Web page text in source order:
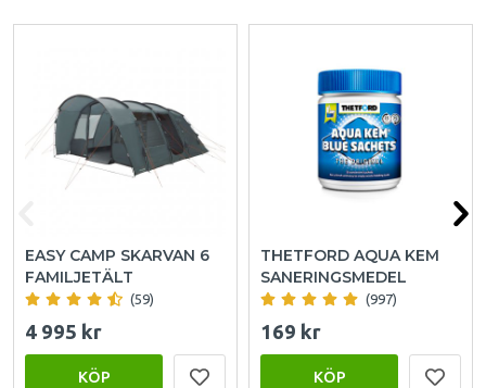
EASY CAMP SKARVAN 6
FAMILJETÄLT
(59)
4 995 kr
KÖP
THETFORD AQUA KEM
SANERINGSMEDEL
(997)
169 kr
KÖP